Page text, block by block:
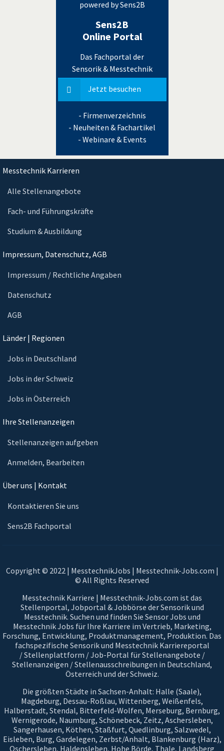
powered by Sens2B
Sens2B
Online Portal
Das Fachportal der
Sensorik & Messtechnik
Jetzt besuchen
- Firmenverzeichnis
- Neuheiten & Fachartikel
- Webinare & Events
Messtechnik Karrieren
Alle Stellenangebote
Fach- und Führungskräfte
Studium & Ausbildung
Impressum, Datenschutz, AGB
Impressum / Rechtliche Angaben
Datenschutz
AGB
Länder | Regionen
Jobs in Deutschland
Jobs in der Schweiz
Jobs in Österreich
Ihre Stellenanzeigen
Stellenanzeigen aufgeben
Anmelden, Bearbeiten
Über uns | Kontakt
Kontaktieren Sie uns
Sens2B Fachportal
Copyright © 2022 | MesstechnikJobs | Messtechnik-Jobs.com |
© All Rights Reserved
Messtechnik Karriere | Messtechnik-Jobs.com ist das
Stellenportal, Jobportal & Jobbörse der Sensorik und
Messtechnik. Suchen und finden Sie Sensor Jobs und
Messtechnik Jobs für Ihre Karriere im Vertrieb, Marketing,
Forschung, Entwicklung, Produktmanagement, Produktion. Das
fachspezifische Sensorik und Messtechnik Karriereportal
/ Stellenplattform / Job-Portal für Stellenangebote /
Stellenanzeigen / Stellenausschreibungen in Deutschland,
Österreich und der Schweiz.
Die größten Städte in Sachsen-Anhalt: Halle (Saale),
Magdeburg, Dessau-Roßlau, Wittenberg, Weißenfels,
Halberstadt, Stendal, Bitterfeld-Wolfen, Merseburg, Bernburg,
Wernigerode, Naumburg, Schönebeck, Zeitz, Aschersleben,
Sangerhausen, Köthen, Staßfurt, Quedlinburg, Salzwedel,
Eisleben, Burg, Gardelegen, Zerbst/Anhalt, Blankenburg (Harz),
Oschersleben, Haldensleben, Hohe Börde, Thale, Landsberg